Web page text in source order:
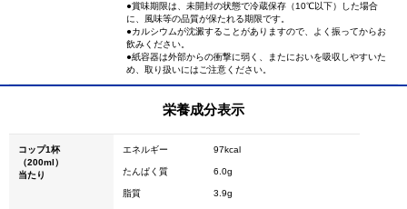
●賞味期限は、未開封の状態で冷蔵保存（10℃以下）した場合
に、風味等の品質が保たれる期限です。
●カルシウムが沈澱することがありますので、よく振ってからお
飲みください。
●紙容器は外部からの衝撃に弱く、またにおいを吸収しやすいた
め、取り扱いにはご注意ください。
栄養成分表示
コップ1杯
（200ml）
当たり
エネルギー 97kcal
たんぱく質 6.0g
脂質 3.9g